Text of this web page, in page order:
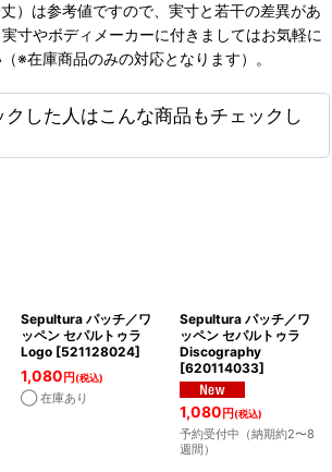
）は参考値ですので、実寸と若干の差異があ
寸やボディメーカーに付きましてはお気軽に
※在庫商品のみの対応となります）。
クした人はこんな商品もチェックし
Sepultura パッチ／ワ
ッペン セパルトゥラ
Logo [521128024]
1,080 円(税込)
◯ 在庫あり
Sepultura パッチ／ワ
ッペン セパルトゥラ
Discography
[620114033]
1,080 円(税込)
予約受付中（納期約2〜8
週間）